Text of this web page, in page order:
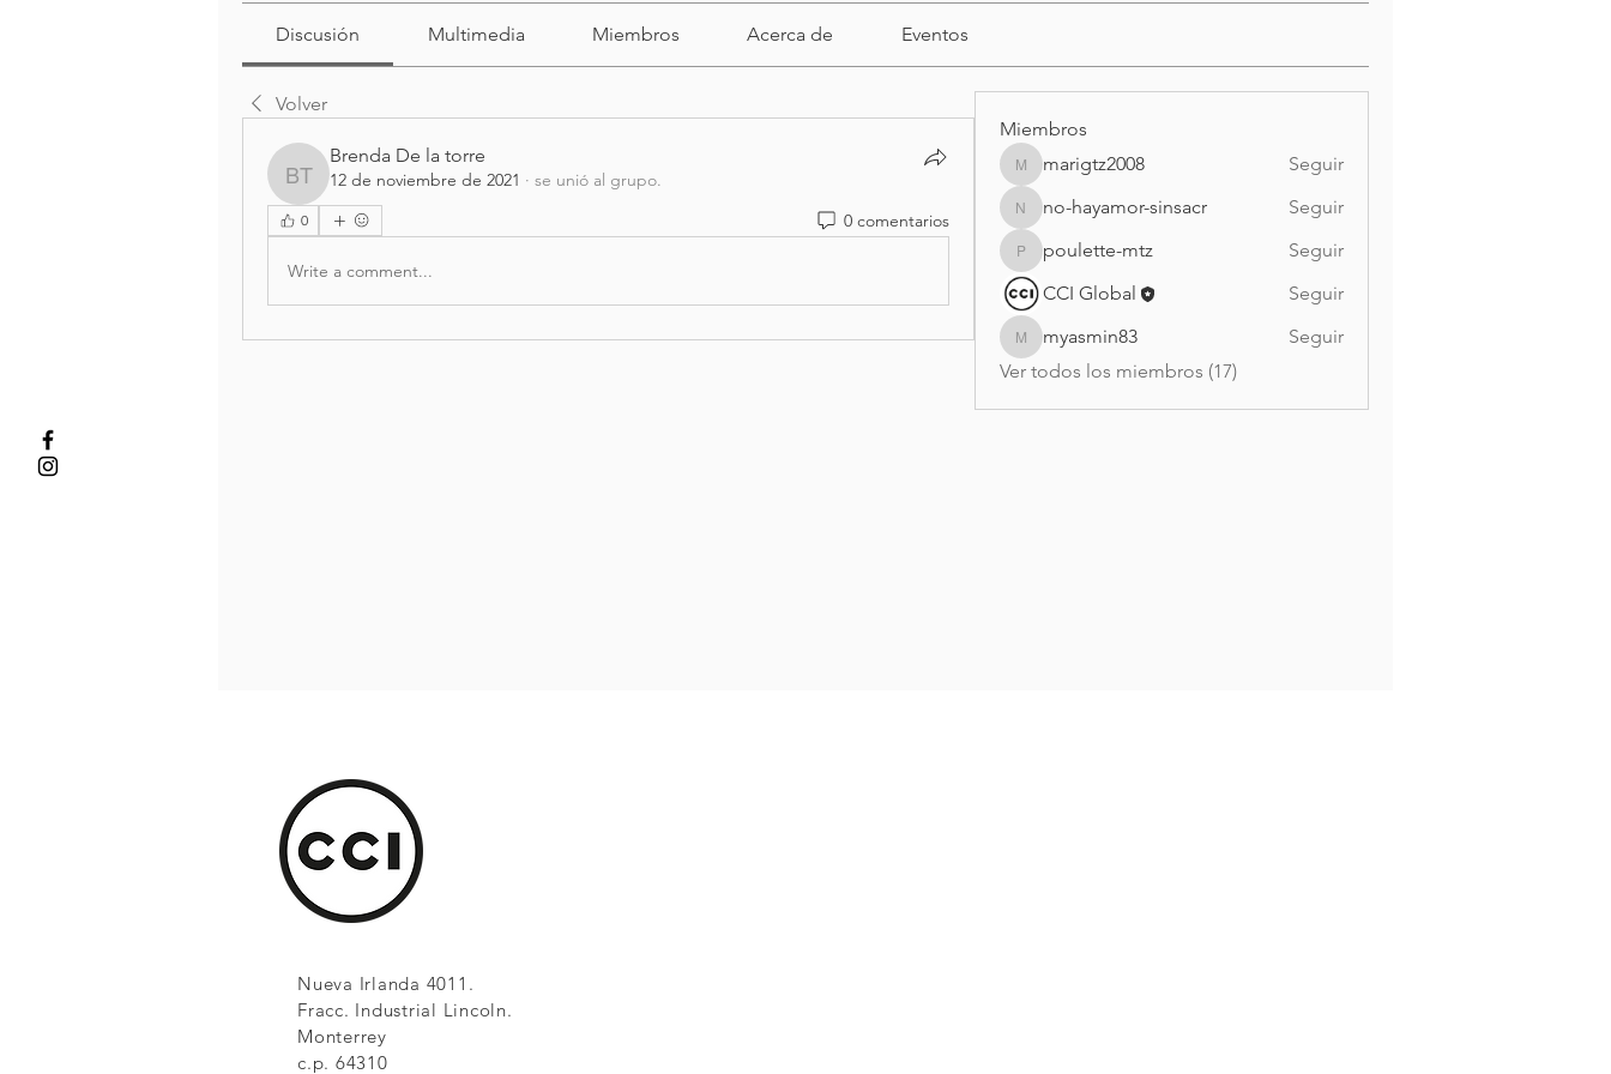
Discusión Multimedia Miembros Acerca de Eventos
Volver
Brenda De la torre
Brenda De la torre
12 de noviembre de 2021 · se unió al grupo.
0 0 comentarios
Write a comment...
Miembros
marigtz2008
marigtz2008 Seguir
no-hayamor-sinsacr
no-hayamor-sinsacr Seguir
poulette-mtz
poulette-mtz
Seguir
CCI Global
Seguir
myasmin83
myasmin83
Seguir
Ver todos los miembros (17)
Nueva Irlanda 4011.
Fracc. Industrial Lincoln.
Monterrey
c.p. 64310